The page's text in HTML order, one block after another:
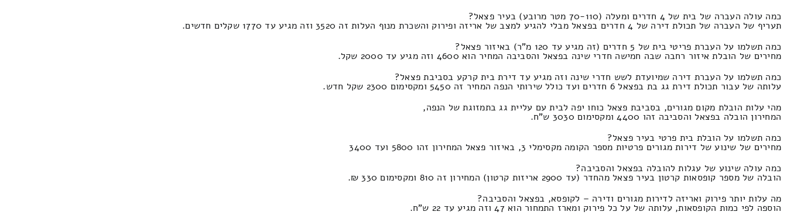
כמה עולה העברה של בית של 4 חדרים ומעלה (70-110 מטר מרובע) בעיר פצאל?
תעריף של העברה של תכולת דירה של 4 חדרים בפצאל מבלי להגיע למצב של אריזה ופירוק והשכרת מנוף העלות זה 3520 וזה מגיע עד 1770 שקלים חדשים.
כמה תשלמו על העברת פריטי בית של 5 חדרים (זה מגיע עד 120 מ"ר) באיזור פצאל?
מחירים של הובלת איזור רחבה שבה חמישה חדרי שינה בפצאל והסביבה המחיר הוא 4600 וזה מגיע עד 2000 שקל.
כמה תשלמו על העברת דירה שמיועדת לשש חדרי שינה וזה מגיע עד דירת בית קרקע בסביבת פצאל?
עלותה של עבור תכולת דירת גג בת בפצאל 6 חדרים ועד כולל שירותי הנפה המחיר זה 5450 ומקסימום 2300 שקל חדש.
מהי עלות הובלת מקום מגורים, בסביבת פצאל כוחו יפה לבית עם עליית גג בתמזוגת של הנפה,
המחירון הובלה בפצאל והסביבה זהו 4400 ומקסימום 3030 ש"ח.
כמה תשלמו על הובלת בית פרטי בעיר פצאל?
מחירים של שינוע של דירות מגורים פרטיות מספר הקומה מקסימלי 3, באיזור פצאל המחירון זהו 5800 ועד 3400
כמה עולה שינוע של עגלות להובלה בפצאל והסביבה?
הובלה של מספר קופסאות קרטון בעיר פצאל מהחדר (עד 2900 אריזות קרטון) המחירון זה 810 ומקסימום 330 ₪.
מה עלות יותר פירוק ואריזה לדירות מגורים ודירה – לקופסא, בפצאל והסביבה?
הוספה לפי כמות הקופסאות, עלותה של על כל פירוק ומארז התמחור הוא 47 וזה מגיע עד 22 ש"ח.